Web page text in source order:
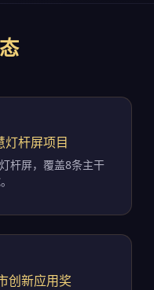
灯杆屏项目
杆屏，覆盖8条主干
创新应用奖